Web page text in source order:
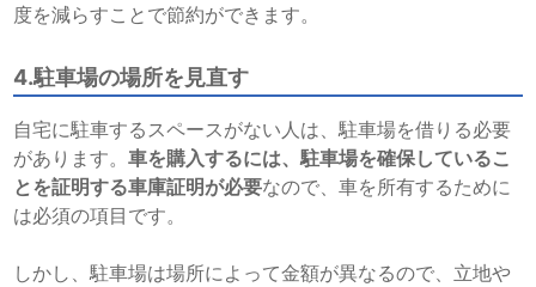
度を減らすことで節約ができます。
4.駐車場の場所を見直す
自宅に駐車するスペースがない人は、駐車場を借りる必要
があります。車を購入するには、駐車場を確保しているこ
とを証明する車庫証明が必要なので、車を所有するために
は必須の項目です。
しかし、駐車場は場所によって金額が異なるので、立地や